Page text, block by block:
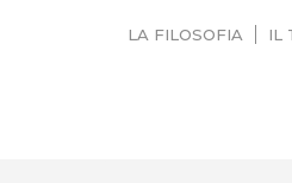
LA FILOSOFIA IL